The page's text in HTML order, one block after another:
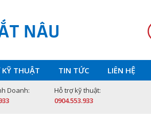
NÂU
THUẬT TIN TỨC LIÊN HỆ
Doanh:
Hỗ trợ kỹ thuật:
0904.553.933